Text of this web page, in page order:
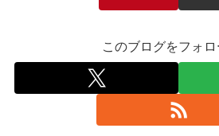
このブログをフォロ